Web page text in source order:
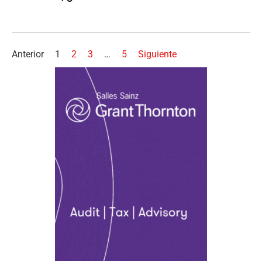
Anterior 1 2 3 … 5 Siguiente